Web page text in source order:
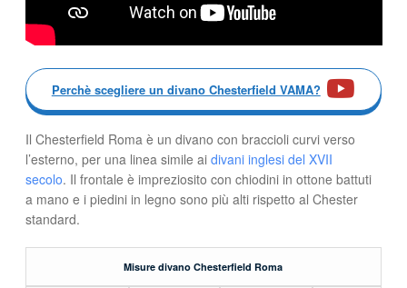
Perchè scegliere un divano Chesterfield VAMA?
Il Chesterfield Roma è un divano con braccioli curvi verso
l’esterno, per una linea simile ai divani inglesi del XVII
secolo. Il frontale è impreziosito con chiodini in ottone battuti
a mano e i piedini in legno sono più alti rispetto al Chester
standard.
Misure divano Chesterfield Roma